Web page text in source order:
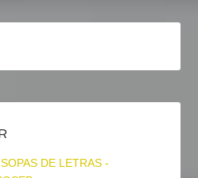
DE LETRAS -